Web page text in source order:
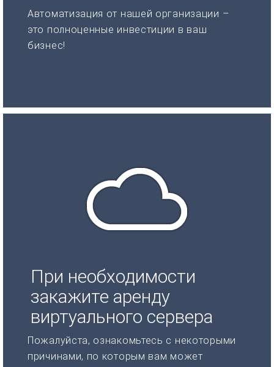
Автоматизация от нашей организации –
это полноценные инвестиции в ваш
бизнес!
При необходимости
закажите аренду
виртуального сервера
Пожалуйста, ознакомьтесь с некоторыми
причинами, по которым вам может